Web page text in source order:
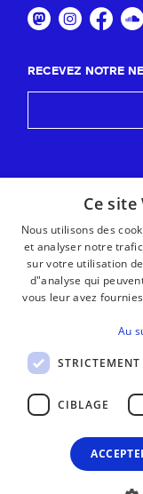
RECEVEZ NOTRE
Ce
Nous utilisons des
et analyser notre
sur votre utilisation
d"analyse qui
vous leur avez
Au
STRICTEMENT
CIBLAGE